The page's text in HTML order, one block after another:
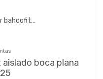
boca plana